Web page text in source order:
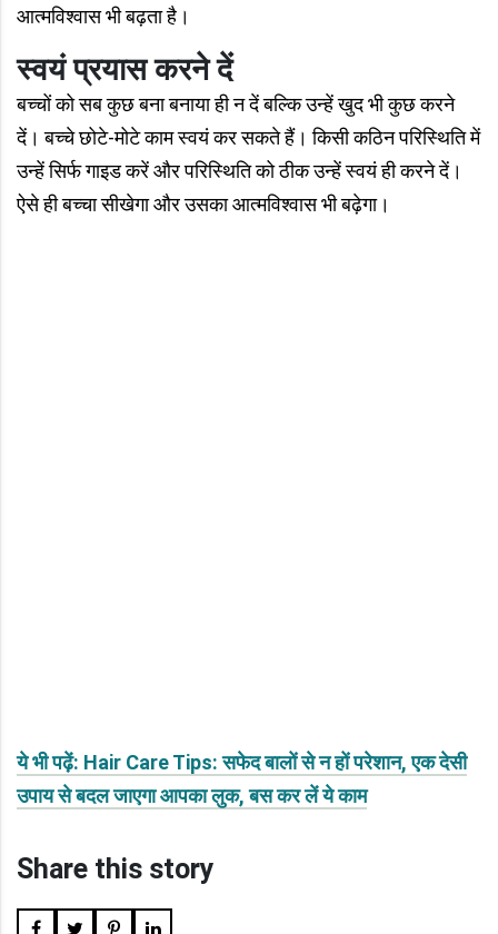
आत्मविश्वास भी बढ़ता है।
स्वयं प्रयास करने दें
बच्चों को सब कुछ बना बनाया ही न दें बल्कि उन्हें खुद भी कुछ करने
दें। बच्चे छोटे-मोटे काम स्वयं कर सकते हैं। किसी कठिन परिस्थिति में
उन्हें सिर्फ गाइड करें और परिस्थिति को ठीक उन्हें स्वयं ही करने दें।
ऐसे ही बच्चा सीखेगा और उसका आत्मविश्वास भी बढ़ेगा।
ये भी पढ़ें: Hair Care Tips: सफेद बालों से न हों परेशान, एक देसी
उपाय से बदल जाएगा आपका लुक, बस कर लें ये काम
Share this story